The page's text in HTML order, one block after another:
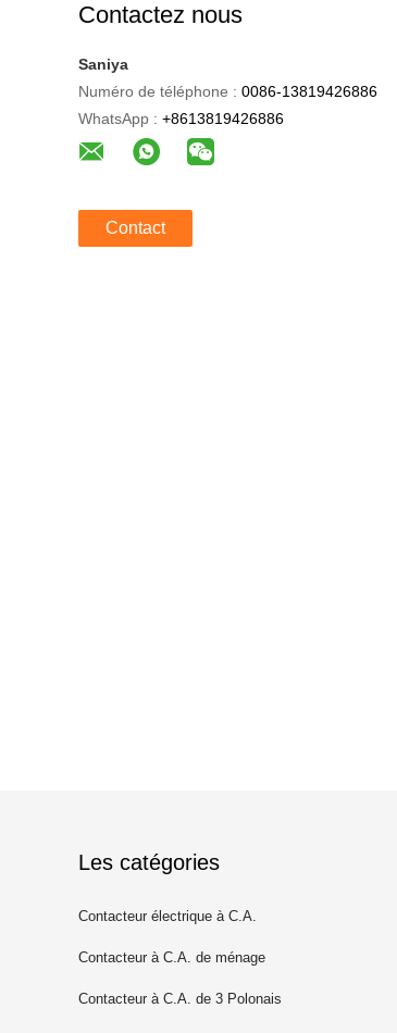
Contactez nous
Saniya
Numéro de téléphone : 0086-13819426886
WhatsApp : +8613819426886
Contact
Les catégories
Contacteur électrique à C.A.
Contacteur à C.A. de ménage
Contacteur à C.A. de 3 Polonais